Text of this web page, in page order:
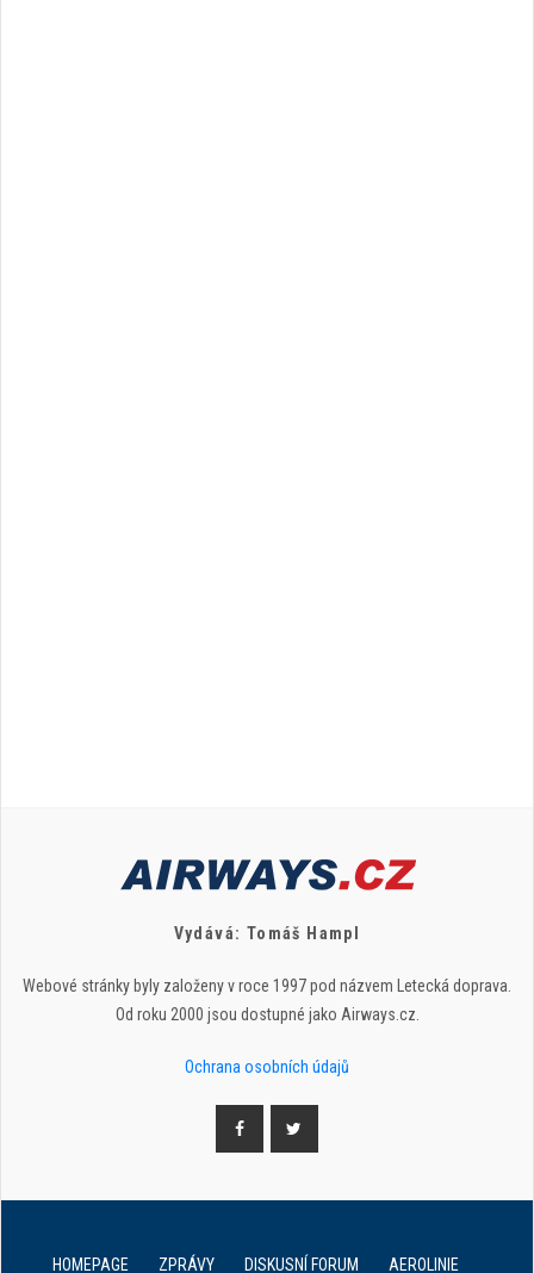
Vydává: Tomáš Hampl
Webové stránky byly založeny v roce 1997 pod názvem Letecká doprava.
Od roku 2000 jsou dostupné jako Airways.cz.
Ochrana osobních údajů
HOMEPAGE ZPRÁVY DISKUSNÍ FORUM AEROLINIE